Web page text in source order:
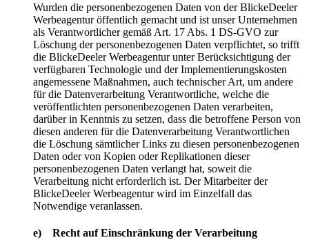
Wurden die personenbezogenen Daten von der BlickeDeeler
Werbeagentur öffentlich gemacht und ist unser Unternehmen
als Verantwortlicher gemäß Art. 17 Abs. 1 DS-GVO zur
Löschung der personenbezogenen Daten verpflichtet, so trifft
die BlickeDeeler Werbeagentur unter Berücksichtigung der
verfügbaren Technologie und der Implementierungskosten
angemessene Maßnahmen, auch technischer Art, um andere
für die Datenverarbeitung Verantwortliche, welche die
veröffentlichten personenbezogenen Daten verarbeiten,
darüber in Kenntnis zu setzen, dass die betroffene Person von
diesen anderen für die Datenverarbeitung Verantwortlichen
die Löschung sämtlicher Links zu diesen personenbezogenen
Daten oder von Kopien oder Replikationen dieser
personenbezogenen Daten verlangt hat, soweit die
Verarbeitung nicht erforderlich ist. Der Mitarbeiter der
BlickeDeeler Werbeagentur wird im Einzelfall das
Notwendige veranlassen.
e) Recht auf Einschränkung der Verarbeitung